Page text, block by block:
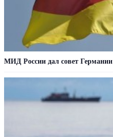
МИД России дал совет Германии